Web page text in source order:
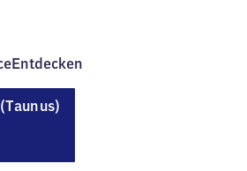
Entdecken
(Taunus)